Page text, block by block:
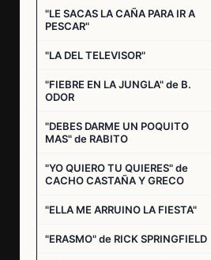
"LE SACAS LA CAÑA PARA IR A
PESCAR"
"LA DEL TELEVISOR"
"FIEBRE EN LA JUNGLA" de B.
ODOR
"DEBES DARME UN POQUITO
MAS" de RABITO
"YO QUIERO TU QUIERES" de
CACHO CASTAÑA Y GRECO
"ELLA ME ARRUINO LA FIESTA"
"ERASMO" de RICK SPRINGFIELD